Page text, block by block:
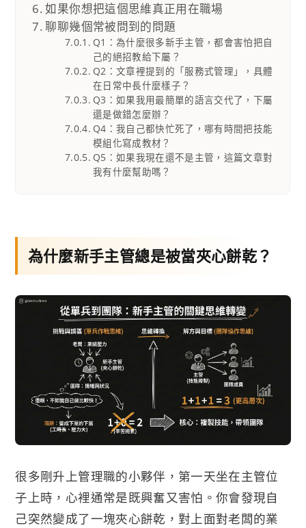
如果你想把這個思維真正用在職場
聊聊幾個常被問到的問題
Q1：為什麼很多新手主管，都會害怕把自
己的絕招教給下屬？
Q2：文章裡提到的「服務式管理」，具體
在日常中長什麼樣子？
Q3：如果我用最簡單的語言交代了，下屬
還是做錯怎麼辦？
Q4：我自己都快忙死了，哪有時間把技能
模組化寫成教材？
Q5：如果我現在還不是主管，這篇文章對
我有什麼幫助嗎？
為什麼新手主管總是被當夾心餅乾？
很多剛升上管理職的小夥伴，第一天坐在主管位
子上時，心裡通常是既興奮又害怕。你會發現自
己突然變成了一塊夾心餅乾，對上面對老闆的業